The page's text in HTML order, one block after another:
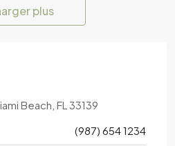
plus
Beach, FL 33139
(987) 654 1234